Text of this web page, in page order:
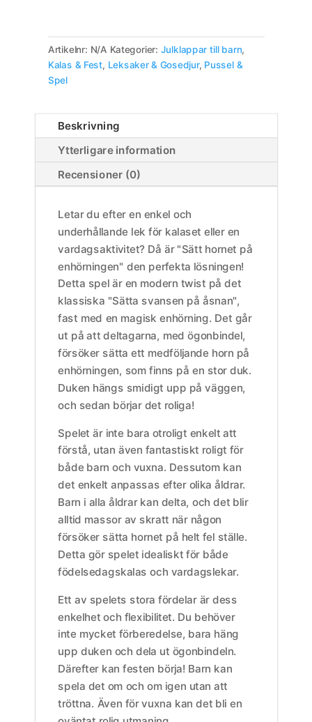
Artikelnr: N/A Kategorier: Julklappar till barn,
Kalas & Fest, Leksaker & Gosedjur, Pussel &
Spel
Beskrivning
Ytterligare information
Recensioner (0)
Letar du efter en enkel och
underhållande lek för kalaset eller en
vardagsaktivitet? Då är "Sätt hornet på
enhörningen" den perfekta lösningen!
Detta spel är en modern twist på det
klassiska "Sätta svansen på åsnan",
fast med en magisk enhörning. Det går
ut på att deltagarna, med ögonbindel,
försöker sätta ett medföljande horn på
enhörningen, som finns på en stor duk.
Duken hängs smidigt upp på väggen,
och sedan börjar det roliga!
Spelet är inte bara otroligt enkelt att
förstå, utan även fantastiskt roligt för
både barn och vuxna. Dessutom kan
det enkelt anpassas efter olika åldrar.
Barn i alla åldrar kan delta, och det blir
alltid massor av skratt när någon
försöker sätta hornet på helt fel ställe.
Detta gör spelet idealiskt för både
födelsedagskalas och vardagslekar.
Ett av spelets stora fördelar är dess
enkelhet och flexibilitet. Du behöver
inte mycket förberedelse, bara häng
upp duken och dela ut ögonbindeln.
Därefter kan festen börja! Barn kan
spela det om och om igen utan att
tröttna. Även för vuxna kan det bli en